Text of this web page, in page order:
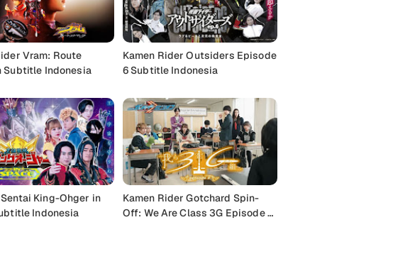
Vram: Route
Subtitle Indonesia
Kamen Rider Outsiders Episode
6 Subtitle Indonesia
King-Ohger in
Indonesia
Kamen Rider Gotchard Spin-
Off: We Are Class 3G Episode 2